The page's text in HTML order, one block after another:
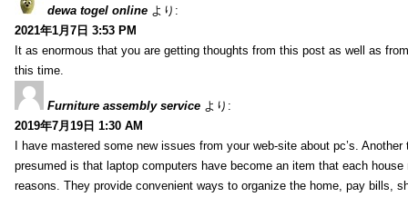
dewa togel online より:
2021年1月7日 3:53 PM
It as enormous that you are getting thoughts from this post as well as
this time.
Furniture assembly service より:
2019年7月19日 1:30 AM
I have mastered some new issues from your web-site about pc’s. Another
presumed is that laptop computers have become an item that each
reasons. They provide convenient ways to organize the home, pay bills,